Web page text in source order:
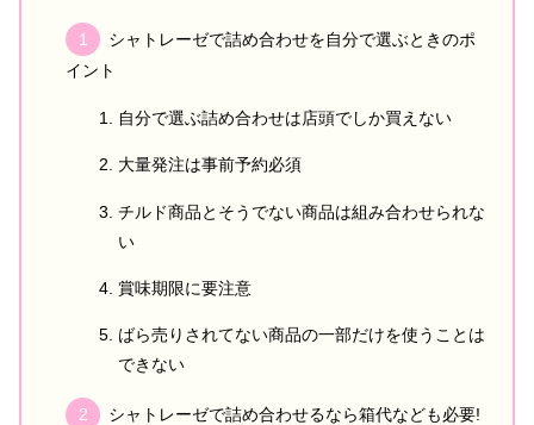
シャトレーゼで詰め合わせを自分で選ぶときのポ
イント
自分で選ぶ詰め合わせは店頭でしか買えない
大量発注は事前予約必須
チルド商品とそうでない商品は組み合わせられな
い
賞味期限に要注意
ばら売りされてない商品の一部だけを使うことは
できない
シャトレーゼで詰め合わせるなら箱代なども必要!